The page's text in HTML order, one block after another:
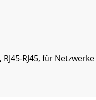
, RJ45-RJ45, für Netzwerke